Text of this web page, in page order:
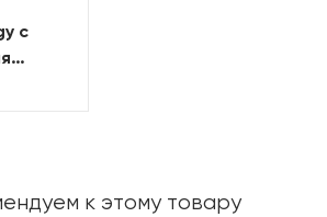
с
к этому товару